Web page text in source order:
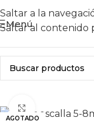
Saltar a la
Saltar al contenido
Menú
AGOTADO
Haga clic